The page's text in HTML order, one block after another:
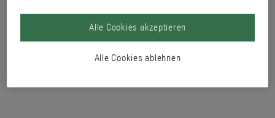
Alle Cookies ablehnen
Alle Cookies akzeptieren